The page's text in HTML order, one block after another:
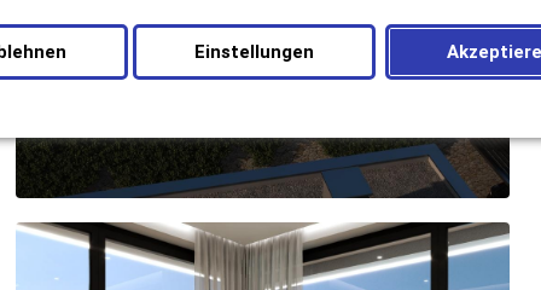
Einstellungen